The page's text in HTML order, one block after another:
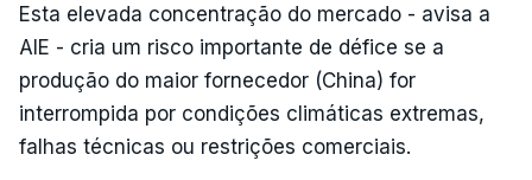
Esta elevada concentração do mercado - avisa a
AIE - cria um risco importante de défice se a
produção do maior fornecedor (China) for
interrompida por condições climáticas extremas,
falhas técnicas ou restrições comerciais.